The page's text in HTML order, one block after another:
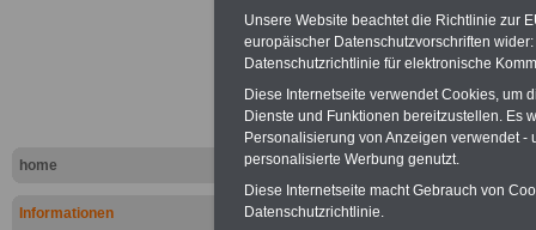
home
Informationen
Lexikon
Werbung mit Banner bzw.
Monate können Sie einen
Website
frauen-im-
Interesse, einfach dieses
Unsere Website beachtet die Richtlinie zur
europäischer Datenschutzvorschriften
Datenschutzrichtlinie für elektronische
Diese Internetseite verwendet Cookies, um
Dienste und Funktionen bereitzustellen. Es
Personalisierung von Anzeigen verwendet
personalisierte Werbung genutzt.
Diese Internetseite macht Gebrauch von
Datenschutzrichtlinie.